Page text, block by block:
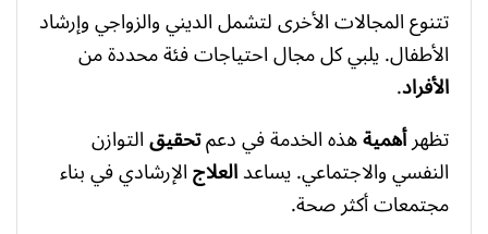
تتنوع المجالات الأخرى لتشمل الديني والزواجي وإرشاد
الأطفال. يلبي كل مجال احتياجات فئة محددة من
الأفراد.
تظهرأهميةهذه الخدمة في دعمتحقيقالتوازن
النفسي والاجتماعي. يساعدالعلاجالإرشادي في بناء
مجتمعات أكثر صحة.